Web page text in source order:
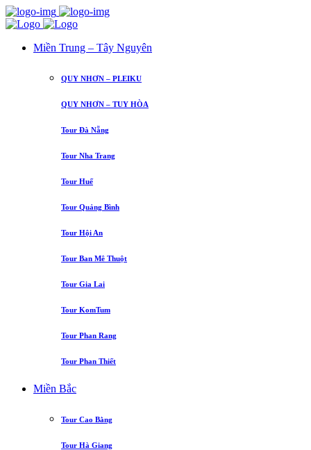
Miền Trung – Tây Nguyên
QUY NHƠN – PLEIKU
QUY NHƠN – TUY HÒA
Tour Đà Nẵng
Tour Nha Trang
Tour Huế
Tour Quảng Bình
Tour Hội An
Tour Ban Mê Thuột
Tour Gia Lai
Tour KomTum
Tour Phan Rang
Tour Phan Thiết
Miền Bắc
Tour Cao Bằng
Tour Hà Giang